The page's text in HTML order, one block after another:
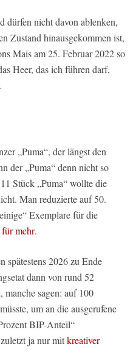
dürfen nicht davon ablenken,
Zustand hinausgekommen ist,
Mais am 25. Februar 2022 so
Heer, das ich führen darf,
„Puma“, der längst den
der „Puma“ denn nicht so
Stück „Puma“ wollte die
Man reduzierte auf 50.
Exemplare für die
mehr.
spätestens 2026 zu Ende
dann von rund 52
sagen: auf 100
um an die ausgerufene
BIP-Anteil“
ja nur mitkreativer